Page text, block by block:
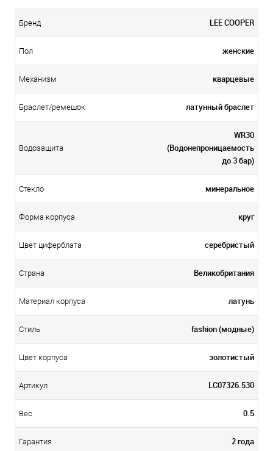
Бренд LEE COOPER
Пол женские
Механизм кварцевые
Браслет/ремешок латунный браслет
Водозащита
WR30
(Водонепроницаемость
до 3 бар)
Стекло минеральное
Форма корпуса круг
Цвет циферблата серебристый
Страна Великобритания
Материал корпуса латунь
Стиль fashion (модные)
Цвет корпуса золотистый
Артикул LC07326.530
Вес 0.5
Гарантия 2 года